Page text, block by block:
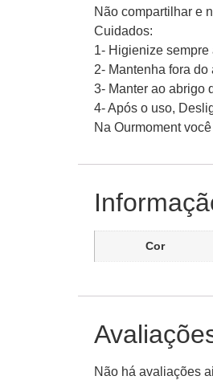
Não compartilhar e
Cuidados:
1- Higienize sempre
2- Mantenha fora
3- Manter ao abrigo
4- Após o uso,
Na Ourmoment
Cor
Não há avaliações